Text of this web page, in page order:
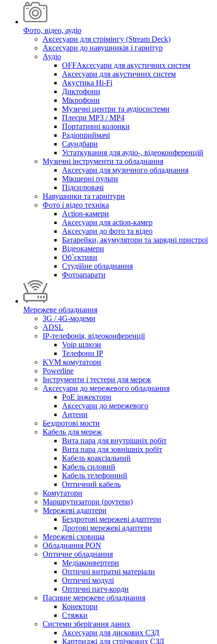
Фото, відео, аудіо
Аксесуари для стрімінгу (Stream Deck)
Аксесуари до навушників і гарнітур
Аудіо
OFFАксесуари для акустичних систем
Аксесуари для акустичних систем
Акустика Hi-Fi
Диктофони
Мікрофони
Музичні центри та аудіосистеми
Плеєри MP3 / MP4
Портативні колонки
Радіоприймачі
Саундбари
Устаткування для аудіо-, відеоконференцій
Музичні інструменти та обладнання
Аксесуари для музичного обладнання
Мікшерні пульти
Підсилювачі
Навушники та гарнітури
Фото і відео техніка
Action-камери
Аксесуари для action-камер
Аксесуари до фото та відео
Батарейки, акумулятори та зарядні пристрої
Відеокамери
Об`єктиви
Студійне обладнання
Фотоапарати
Мережеве обладнання
3G / 4G-модеми
ADSL
IP-телефонія, відеоконференції
Voip шлюзи
Телефони IP
KVM комутатори
Powerline
Інструменти і тестери для мереж
Аксесуари до мережевого обладнання
PoE інжектори
Аксесуари до мережевого
Антени
Бездротові мости
Кабель для мереж
Вита пара для внутрішніх робіт
Вита пара для зовнішніх робіт
Кабель коаксіальний
Кабель силовий
Кабель телефонний
Оптичний кабель
Комутатори
Маршрутизатори (роутери)
Мережеві адаптери
Бездротові мережеві адаптери
Дротові мережеві адаптери
Мережеві сховища
Обладнання PON
Оптичне обладнання
Медіаконвертери
Оптичні витратні матеріали
Оптичні модулі
Оптичні патч-корди
Пасивне мережеве обладнання
Конектори
Стяжки
Системи зберігання даних
Аксесуари для дискових СЗД
Картриджі для стрічкових СЗД